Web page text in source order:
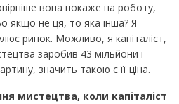
вона покаже на роботу,
якщо не ця, то яка інша? Я
ринок. Можливо, я капіталіст,
заробив 43 мільйони і
значить такою є її ціна.
мистецтва, коли капіталіст